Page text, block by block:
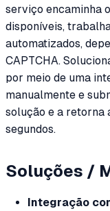
serviço encaminha
disponíveis,
automatizados,
CAPTCHA.
por meio de uma
manualmente e
solução e a retorna
segundos.
Soluções /
Integração